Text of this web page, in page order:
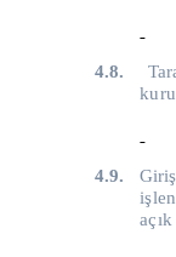
4.8.
4.9.